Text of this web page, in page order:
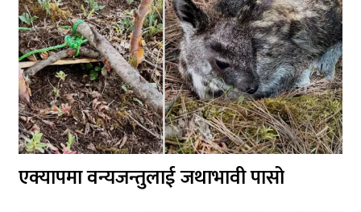
एक्यापमा वन्यजन्तुलाई जथाभावी पासो